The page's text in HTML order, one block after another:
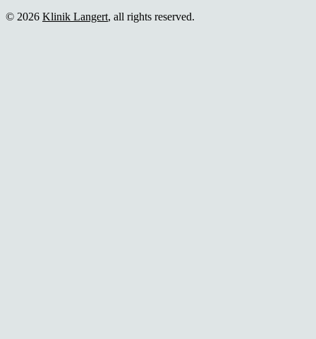
© 2026 Klinik Langert, all rights reserved.